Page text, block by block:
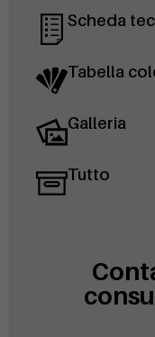
Scheda
Tabella
Galleria
Tutto